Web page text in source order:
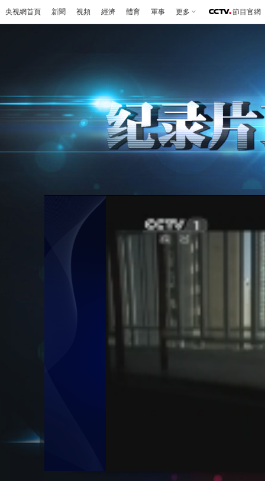
央視網首頁 新聞 視頻 經濟 體育 軍事 更多 節目官網